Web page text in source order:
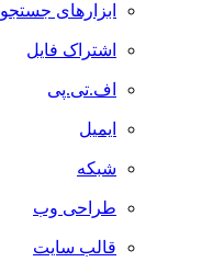
ابزارهای جستجو
اشتراک فایل
اف.تی.پی
ایمیل
شبکه
طراحی وب
قالب سایت